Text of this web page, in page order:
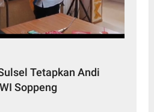
Tetapkan Andi
Soppeng